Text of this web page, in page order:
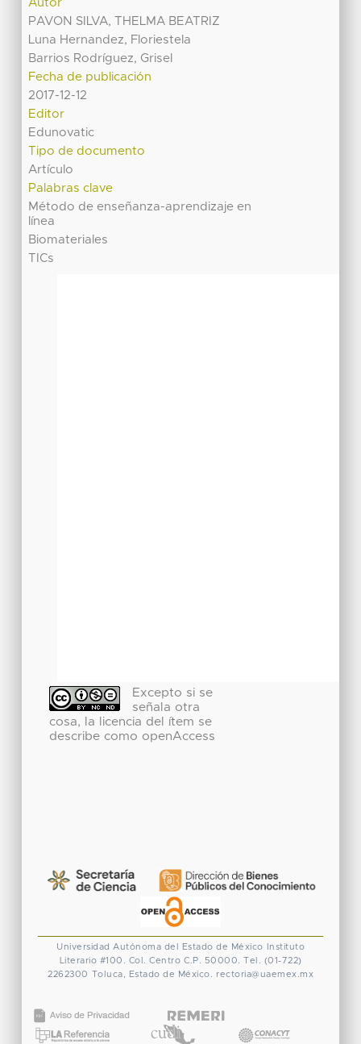
Autor
PAVON SILVA, THELMA BEATRIZ
Luna Hernandez, Floriestela
Barrios Rodríguez, Grisel
Fecha de publicación
2017-12-12
Editor
Edunovatic
Tipo de documento
Artículo
Palabras clave
Método de enseñanza-aprendizaje en
línea
Biomateriales
TICs
Excepto si se
señala otra
cosa, la licencia del ítem se
describe como openAccess
Universidad Autónoma del Estado de México
Instituto
Literario #100. Col. Centro C.P. 50000. Tel. (01-722)
2262300 Toluca, Estado de México. rectoria@uaemex.mx